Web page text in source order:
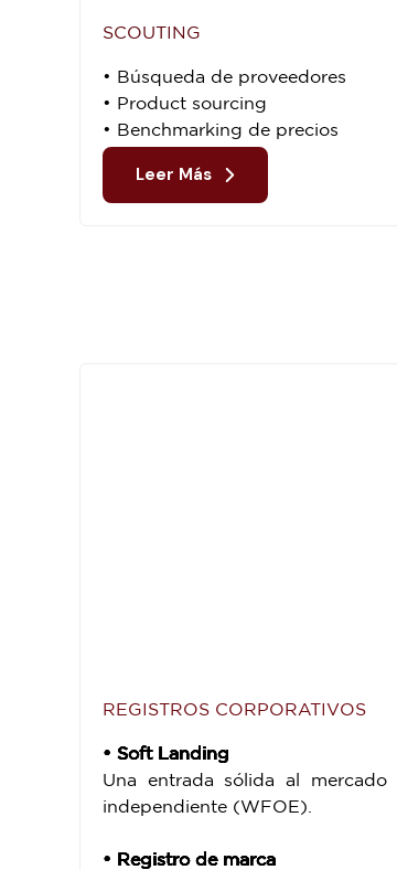
SCOUTING
• Búsqueda de proveedores
• Product sourcing
• Benchmarking de precios
Leer Más
REGISTROS CORPORATIVOS
• Soft Landing
Una entrada sólida al
independiente (WFOE).
• Registro de marca